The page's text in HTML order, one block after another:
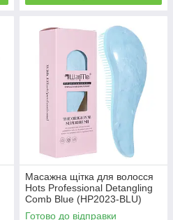
Масажна щітка для волосся
Hots Professional Detangling
Comb Blue (HP2023-BLU)
Готово до відправки